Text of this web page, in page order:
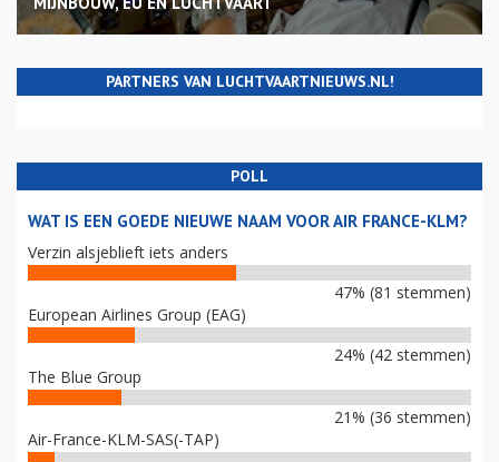
PARTNERS VAN LUCHTVAARTNIEUWS.NL!
POLL
WAT IS EEN GOEDE NIEUWE NAAM VOOR AIR FRANCE-KLM?
Verzin alsjeblieft iets anders
47% (81 stemmen)
European Airlines Group (EAG)
24% (42 stemmen)
The Blue Group
21% (36 stemmen)
Air-France-KLM-SAS(-TAP)